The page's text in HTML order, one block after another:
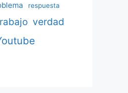
respuesta
verdad